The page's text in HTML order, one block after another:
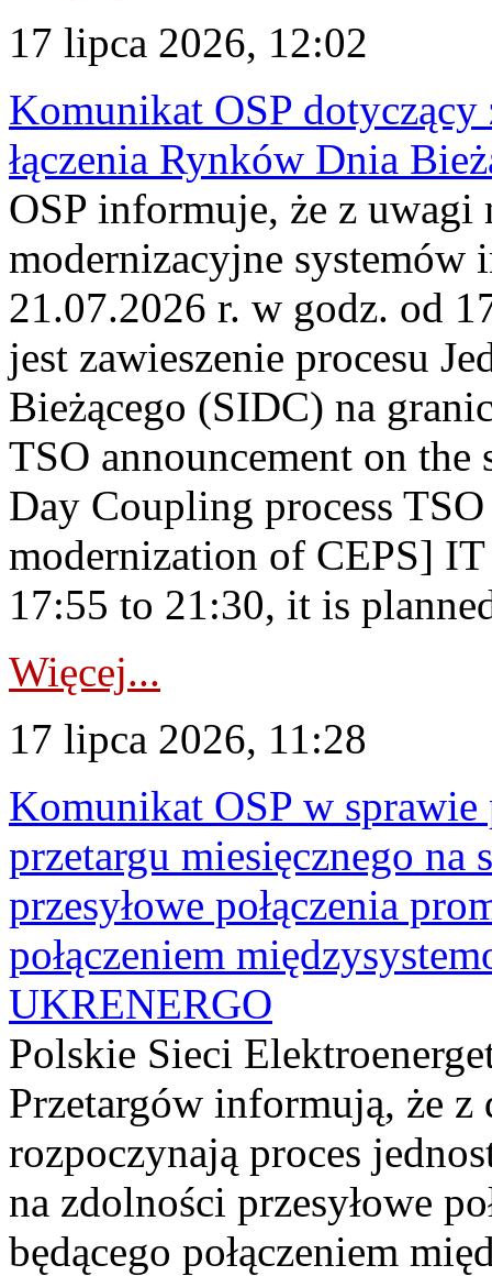
17 lipca 2026, 12:02
Komunikat OSP dotyczący
łączenia Rynków Dnia
OSP informuje, że z uwagi
modernizacyjne
21.07.2026 r. w godz. od
jest zawieszenie procesu
Bieżącego (SIDC) na
TSO announcement on
Day Coupling process
modernization of CEPS]
17:55 to 21:30, it is
Więcej...
17 lipca 2026, 11:28
Komunikat OSP w sprawie
przetargu miesięcznego
przesyłowe połączenia
połączeniem
UKRENERGO
Polskie Sieci
Przetargów informują, że
rozpoczynają proces
na zdolności przesyłowe
będącego połączeniem